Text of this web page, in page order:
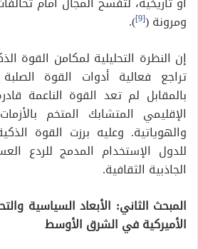
ومرونة ([9]
).
إن النظرة التحليلية لمكامن القوة
تراجع فعالية أدوات القوة
بالمقابل لم تعد القوة الناعمة
الإقليمي المتشابك المتخم
والهوياتية. وعليه برزت القوة
للدول الإستخدام المدمج للردع
الجاذبية الثقافية.
المبحث الثاني: الأبعاد السياسية
الأميركية في الشرق الأوسط